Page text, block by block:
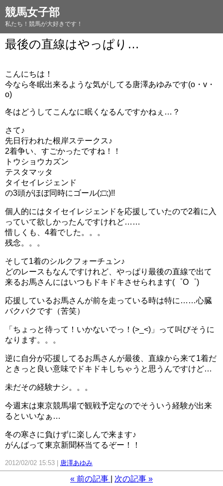
競馬女子部
私たち！競馬が大好きです！
最後の直線はやっぱり…
こんにちは！
今なら冬眠出来るような気がしてる唐澤あゆみです(o・v・
o)
冬はどうしてこんなに眠くなるんですかねぇ…？
さて♪
先日行われた根岸ステークス♪
2着争い、すごかったですね！！
トウショウカズン
テスタマッタ
タイセイレジェンド
の3頭がほぼ同時にゴール(;□;)!!
個人的にはタイセイレジェンドを応援していたので2着に入
っていて欲しかったんですけれど……
惜しくも、4着でした。。。
残念。。。
そして1着のシルクフォーチュン♪
どのレースもなんですけれど、やっぱり最後の直線で出て
来るお馬さんにはいつもドキドキさせられます(゜O゜)
応援しているお馬さんが前を走っている時は特に……心臓
バクバクです（苦笑）
「ちょっと待って！いかないでっ！(>_<)」って叫びそうに
なります。。。
逆に自分が応援してるお馬さんが最後、直線から来て1着だ
ときっと良い意味でドキドキしちゃうと思うんですけど…
未だその経験ナシ。。。
今週末は東京競馬場で観戦予定なのでそういう経験が出来
るといいなぁ…
冬の寒さに負けずに楽しんで来ます♪
がんばって東京新聞杯当てるぞー！！
2012/02/02 15:53 唐澤あゆみ
« 前の記事 次の記事 »